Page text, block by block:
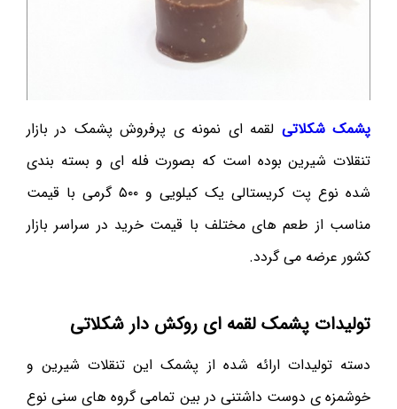
پشمک شکلاتی لقمه ای نمونه ی پرفروش پشمک در بازار
تنقلات شیرین بوده است که بصورت فله ای و بسته بندی
شده نوع پت کریستالی یک کیلویی و ۵۰۰ گرمی با قیمت
مناسب از طعم های مختلف با قیمت خرید در سراسر بازار
کشور عرضه می گردد.
تولیدات پشمک لقمه ای روکش دار شکلاتی
دسته تولیدات ارائه شده از پشمک این تنقلات شیرین و
خوشمزه ی دوست داشتنی در بین تمامی گروه های سنی نوع